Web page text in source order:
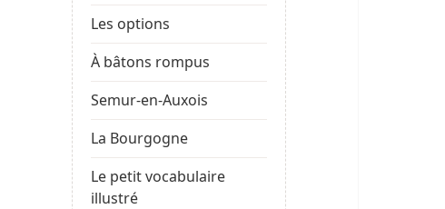
Les options
À bâtons rompus
Semur-en-Auxois
La Bourgogne
Le petit vocabulaire
illustré